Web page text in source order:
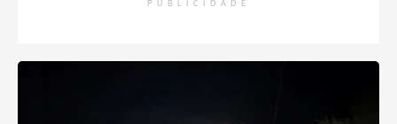
PUBLICIDADE